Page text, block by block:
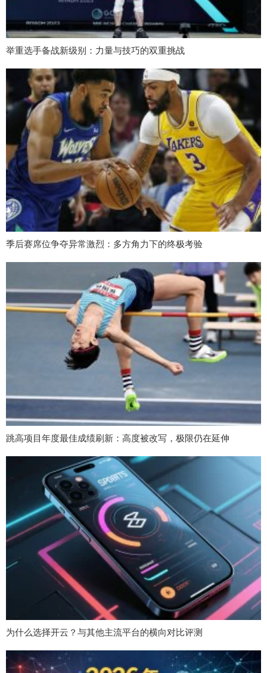
举重选手备战新级别：力量与技巧的双重挑战
季后赛席位争夺异常激烈：多方角力下的终极考验
跳高项目年度最佳成绩刷新：高度被改写，极限仍在延伸
为什么选择开云？与其他主流平台的横向对比评测